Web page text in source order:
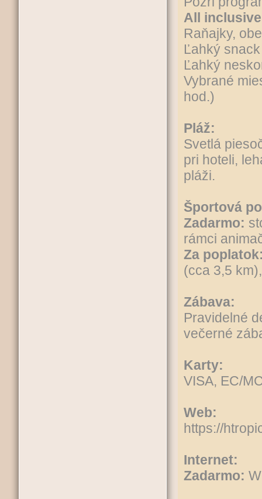
All
Raňajky,
Ľahký
Ľahký
Vybrané
hod.)
Pláž:
Svetlá
pri hoteli,
pláži.
Športová
Zadarmo:
rámci
Za
(cca 3,5
Zábava:
Pravidelné
večerné
Karty:
VISA, EC/
Web:
https://
Internet:
Zadarmo: